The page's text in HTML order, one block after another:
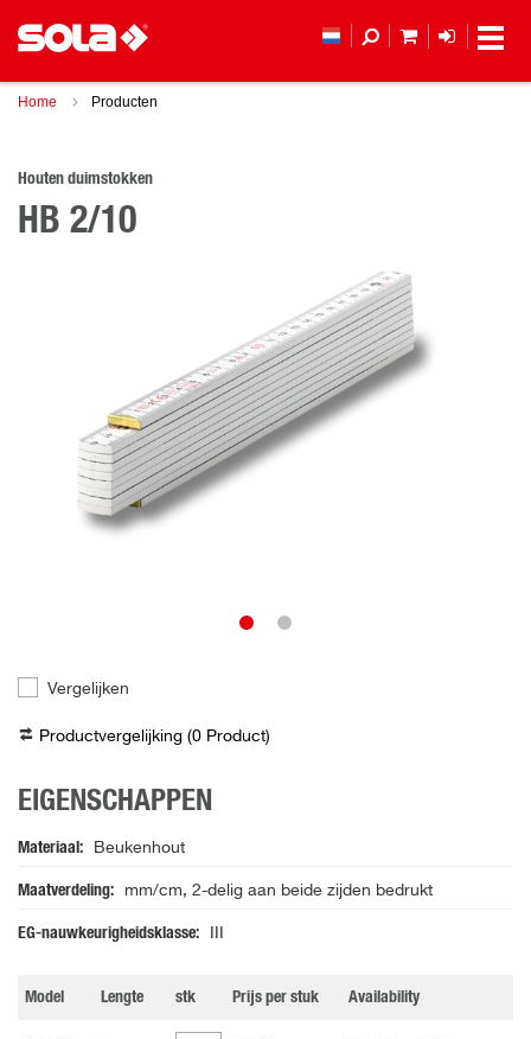
Home Producten
Houten duimstokken
HB 2/10
Vergelijken
Productvergelijking (0 Product)
EIGENSCHAPPEN
Materiaal Beukenhout
Maatverdeling mm/cm, 2-delig aan beide zijden bedrukt
EG-nauwkeurigheidsklasse
Model Lengte stk Prijs per stuk Availability
MIJN LOGIN